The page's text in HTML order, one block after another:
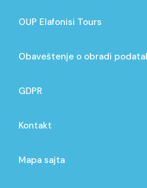
OUP Elafonisi Tours
Obaveštenje o obradi
GDPR
Kontakt
Mapa sajta